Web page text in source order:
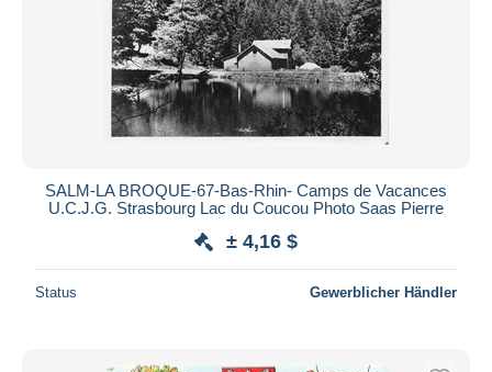
SALM-LA BROQUE-67-Bas-Rhin- Camps de Vacances
U.C.J.G. Strasbourg Lac du Coucou Photo Saas Pierre
± 4,16 $
Status Gewerblicher Händler